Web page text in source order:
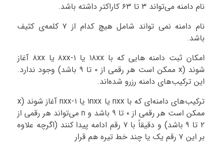
نام دامنه می‌تواند ۳ تا ۶۳ کاراکتر داشته باشد.
نام دامنه نمی تواند شامل هیچ کدام از ۷ کلمه‌ی کثیف
باشد.
امکان ثبت دامنه هایی که با ۱۸xx یا ۱-۸xx یا ۸xx آغاز
شوند (x ممکن است هر رقمی از ۰ تا ۹ باشد) وجود ندارد.
این ترکیب‌های دامنه رزرو شده‌اند.
ترکیب‌های دامنه‌ای که با nxx یا ۱nxx یا ۱-nxx آغاز شوند (x
ممکن است هر رقمی از ۰ تا ۹ باشد و n می‌تواند هر رقمی از
۲ تا ۹ باشد) و دقیقاً با ۷ رقم ادامه پیدا کنند (اگرچه علاوه
بر این ۷ رقم یک یا چند خط تیره هم قرار